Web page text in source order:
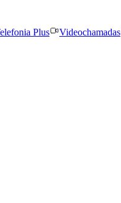
Plus Videochamadas